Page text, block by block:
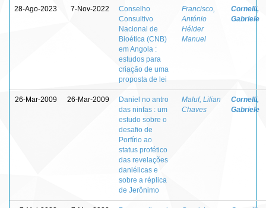
28-Ago-2023 7-Nov-2022
Conselho
Consultivo
Nacional de
Bioética (CNB)
em Angola :
estudos para
criação de uma
proposta de lei
Francisco,
António
Hélder
Manuel
Cornelli,
Gabriele
26-Mar-2009 26-Mar-2009
Daniel no antro
das ninfas : um
estudo sobre o
desafio de
Porfírio ao
status profético
das revelações
daniélicas e
sobre a réplica
de Jerônimo
Maluf, Lilian
Chaves
Cornelli,
Gabriele